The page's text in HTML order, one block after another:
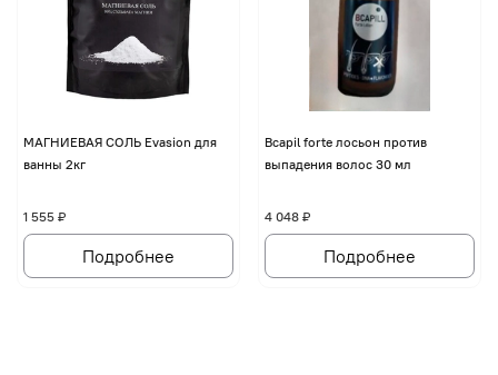
МАГНИЕВАЯ СОЛЬ Evasion для
ванны 2кг
1 555 ₽
Подробнее
Bcapil forte лосьон против
выпадения волос 30 мл
4 048 ₽
Подробнее